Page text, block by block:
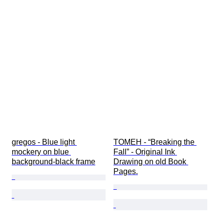
gregos - Blue light
mockery on blue
background-black frame
TOMEH - “Breaking the
Fall” - Original Ink
Drawing on old Book
Pages.